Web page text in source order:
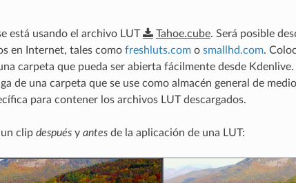
está usando el archivo LUT Tahoe.cube. Será posible
en Internet, tales como freshluts.como smallhd.com.
carpeta que pueda ser abierta fácilmente desde
de una carpeta que se use como almacén general de
para contener los archivos LUT descargados.
clip despuésy antesde la aplicación de una LUT: